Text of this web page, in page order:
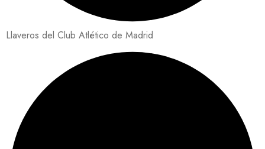
Llaveros del Club Atlético de Madrid